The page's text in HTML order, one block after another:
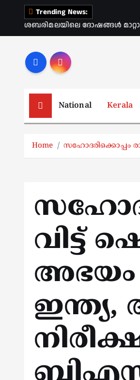
Trending News:
ശബരിമലയിലെ ദോഷങ്ങൾ
National Kerala
Home സഹോദരിക്കൊപ്പം
വിട്ട്
അഭയം
ഇന്ത്യ,